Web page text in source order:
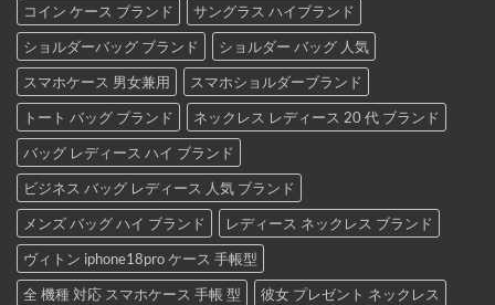
コイン ケース ブランド
サングラス ハイブランド
ショルダーバッグ ブランド
ショルダー バッグ 人気
スマホケース 男女兼用
スマホショルダーブランド
トート バッグ ブランド
ネックレス レディース 20 代 ブランド
バッグ レディース ハイ ブランド
ビジネス バッグ レディース 人気 ブランド
メンズ バッグ ハイ ブランド
レディース ネックレス ブランド
ヴィトン iphone18pro ケース 手帳型
全 機種 対応 スマホケース 手帳 型
彼女 プレゼント ネックレス